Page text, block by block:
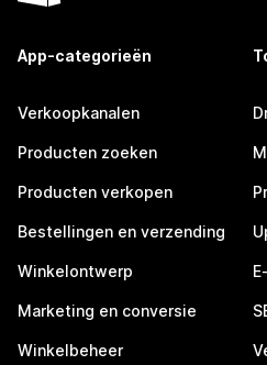
App-categorieën
Verkoopkanalen
Producten zoeken
Producten verkopen
Bestellingen en verzending
Winkelontwerp
Marketing en conversie
Winkelbeheer